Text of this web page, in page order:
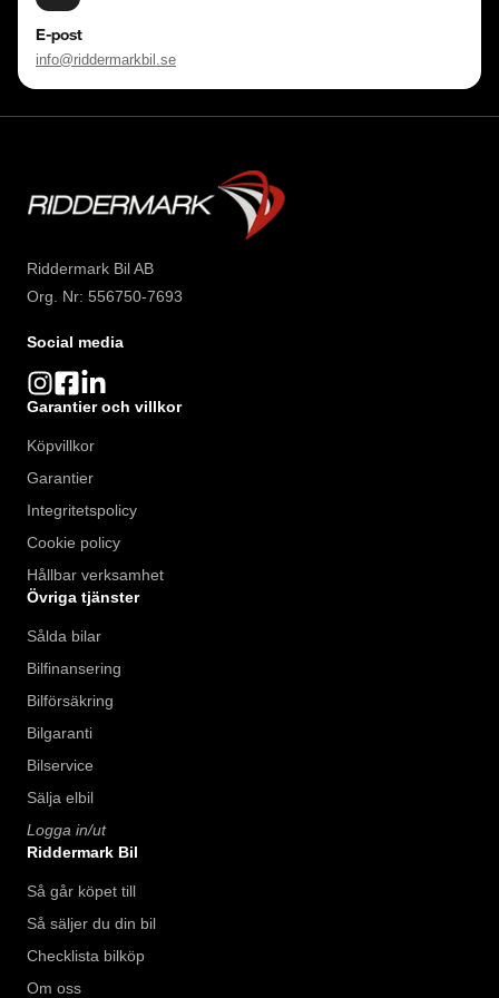
E-post
info@riddermarkbil.se
Riddermark Bil AB
Org. Nr: 556750-7693
Social media
Garantier och villkor
Köpvillkor
Garantier
Integritetspolicy
Cookie policy
Hållbar verksamhet
Övriga tjänster
Sålda bilar
Bilfinansering
Bilförsäkring
Bilgaranti
Bilservice
Sälja elbil
Logga in/ut
Riddermark Bil
Så går köpet till
Så säljer du din bil
Checklista bilköp
Om oss